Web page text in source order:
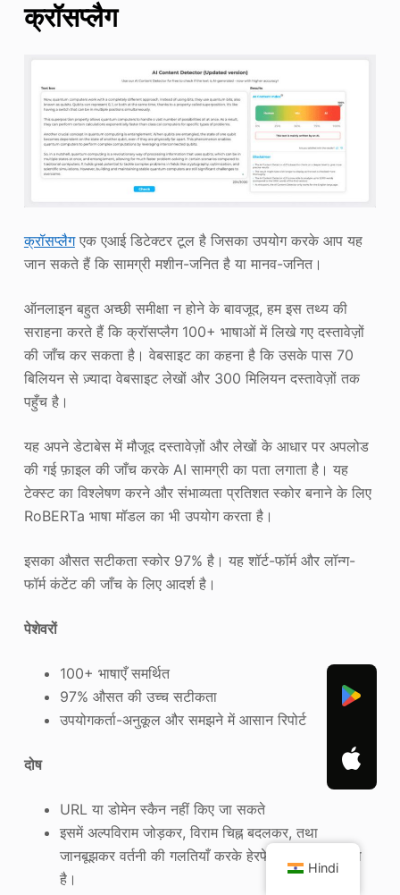
क्रॉसप्लैग
क्रॉसप्लैगएक एआई डिटेक्टर टूल है जिसका उपयोग करके आप यह
जान सकते हैं कि सामग्री मशीन-जनित है या मानव-जनित।
ऑनलाइन बहुत अच्छी समीक्षा न होने के बावजूद, हम इस तथ्य की
सराहना करते हैं कि क्रॉसप्लैग 100+ भाषाओं में लिखे गए दस्तावेज़ों
की जाँच कर सकता है। वेबसाइट का कहना है कि उसके पास 70
बिलियन से ज़्यादा वेबसाइट लेखों और 300 मिलियन दस्तावेज़ों तक
पहुँच है।
यह अपने डेटाबेस में मौजूद दस्तावेज़ों और लेखों के आधार पर अपलोड
की गई फ़ाइल की जाँच करके AI सामग्री का पता लगाता है। यह
टेक्स्ट का विश्लेषण करने और संभाव्यता प्रतिशत स्कोर बनाने के लिए
RoBERTa भाषा मॉडल का भी उपयोग करता है।
इसका औसत सटीकता स्कोर 97% है। यह शॉर्ट-फॉर्म और लॉन्ग-
फॉर्म कंटेंट की जाँच के लिए आदर्श है।
पेशेवरों
100+ भाषाएँ समर्थित
97% औसत की उच्च सटीकता
उपयोगकर्ता-अनुकूल और समझने में आसान रिपोर्ट
दोष
URL या डोमेन स्कैन नहीं किए जा सकते
इसमें अल्पविराम जोड़कर, विराम चिह्न बदलकर, तथा
जानबूझकर वर्तनी की गलतियाँ करके हेरफेर किया जा सकता
है।
Hindi